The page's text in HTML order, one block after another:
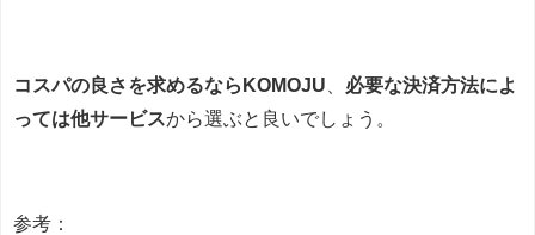
コスパの良さを求めるならKOMOJU
必要な決済方法によ
っては他サービスから選ぶと良いでしょう。
参考：